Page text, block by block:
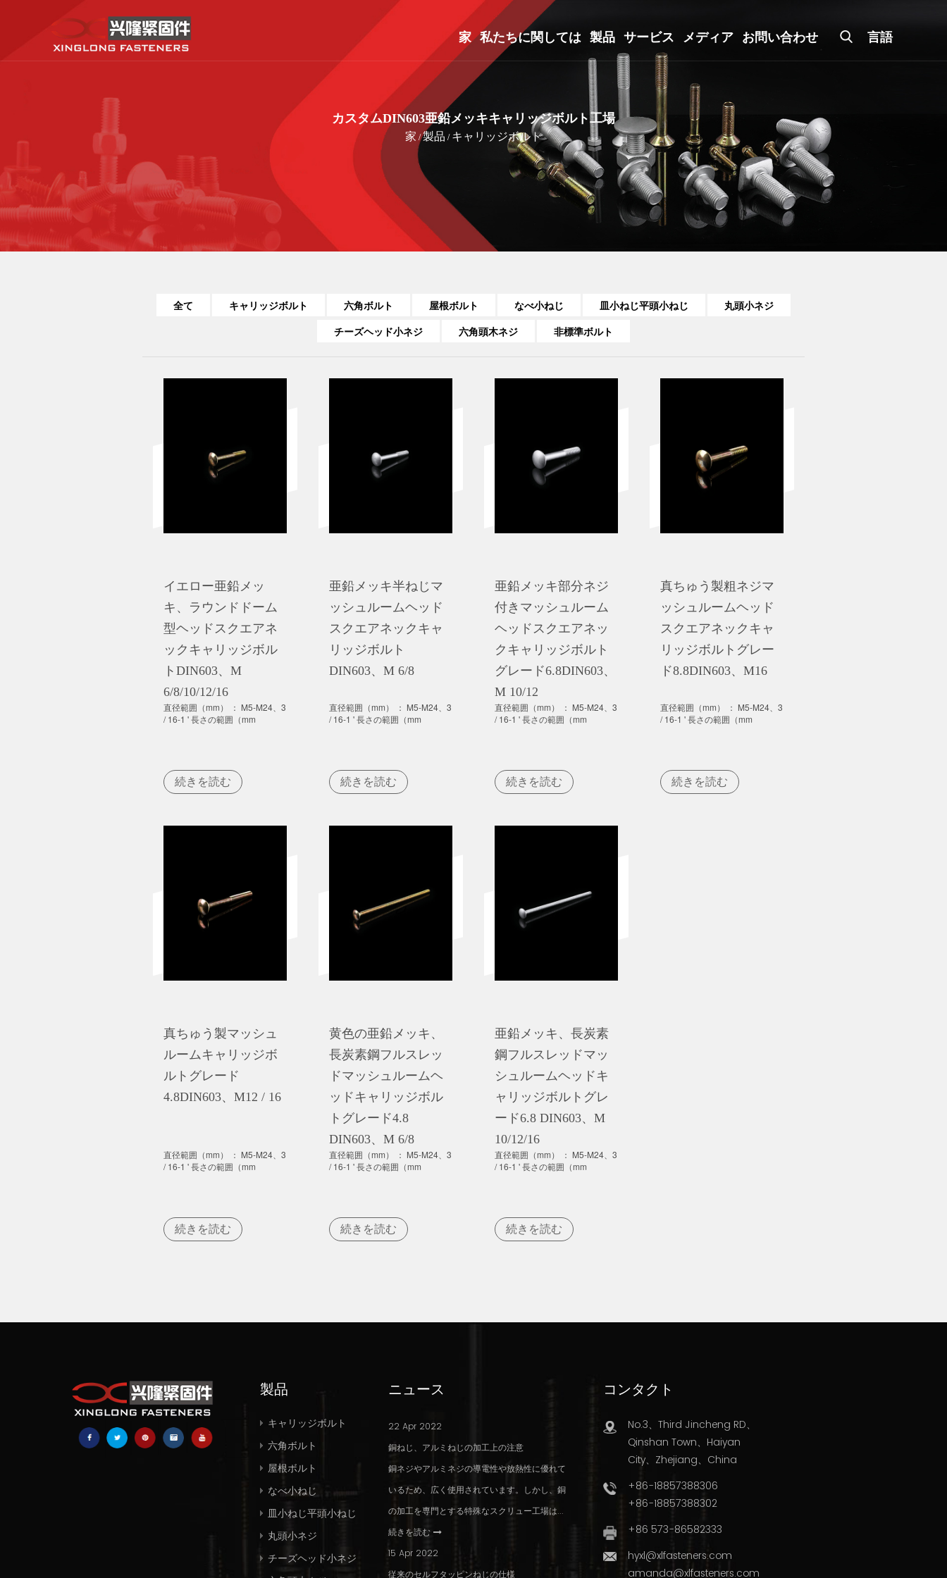
家 私たちに関しては 製品 サービス メディア お問い合わせ 言語
カスタムDIN603亜鉛メッキキャリッジボルト工場
家 /製品 /キャリッジボルト
全て キャリッジボルト 六角ボルト 屋根ボルト なべ小ねじ 皿小ねじ平頭小ねじ
丸頭小ネジ
チーズヘッド小ネジ
六角頭木ネジ 非標準ボルト
イエロー亜鉛メッ
キ、ラウンドドーム
型ヘッドスクエアネ
ックキャリッジボル
トDIN603、M
6/8/10/12/16
直径範囲（mm） ： M5-M24、3
/ 16-1 ' 長さの範囲（mm
続きを読む
亜鉛メッキ半ねじマ
ッシュルームヘッド
スクエアネックキャ
リッジボルト
DIN603、M 6/8
直径範囲（mm） ： M5-M24、3
/ 16-1 ' 長さの範囲（mm
続きを読む
亜鉛メッキ部分ネジ
付きマッシュルーム
ヘッドスクエアネッ
クキャリッジボルト
グレード6.8DIN603、
M 10/12
直径範囲（mm） ： M5-M24、3
/ 16-1 ' 長さの範囲（mm
続きを読む
真ちゅう製粗ネジマ
ッシュルームヘッド
スクエアネックキャ
リッジボルトグレー
ド8.8DIN603、M16
直径範囲（mm） ： M5-M24、3
/ 16-1 ' 長さの範囲（mm
続きを読む
真ちゅう製マッシュ
ルームキャリッジボ
ルトグレード
4.8DIN603、M12 / 16
直径範囲（mm） ： M5-M24、3
/ 16-1 ' 長さの範囲（mm
続きを読む
黄色の亜鉛メッキ、
長炭素鋼フルスレッ
ドマッシュルームヘ
ッドキャリッジボル
トグレード4.8
DIN603、M 6/8
直径範囲（mm） ： M5-M24、3
/ 16-1 ' 長さの範囲（mm
続きを読む
亜鉛メッキ、長炭素
鋼フルスレッドマッ
シュルームヘッドキ
ャリッジボルトグレ
ード6.8 DIN603、M
10/12/16
直径範囲（mm） ： M5-M24、3
/ 16-1 ' 長さの範囲（mm
続きを読む
製品
キャリッジボルト
六角ボルト
屋根ボルト
なべ小ねじ
皿小ねじ平頭小ねじ
丸頭小ネジ
チーズヘッド小ネジ
ニュース
22 Apr 2022
銅ねじ、アルミねじの加工上の注意
銅ネジやアルミネジの導電性や放熱性に優れて
いるため、広く使用されています。しかし、銅
の加工を専門とする特殊なスクリュー工場は...
続きを読む
15 Apr 2022
従来のセルフタッピンねじの仕様
コンタクト
No.3、Third Jincheng RD、
Qinshan Town、Haiyan
City、Zhejiang、China
+86-18857388306
+86-18857388302
+86 573-86582333
hyxl@xlfasteners.com
amanda@xlfasteners.com